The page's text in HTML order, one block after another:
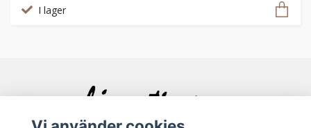
I lager